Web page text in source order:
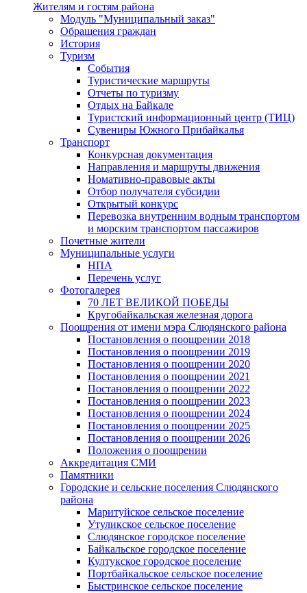
Жителям и гостям района
Модуль "Муниципальный заказ"
Обращения граждан
История
Туризм
События
Туристические маршруты
Отчеты по туризму
Отдых на Байкале
Туристский информационный центр (ТИЦ)
Сувениры Южного Прибайкалья
Транспорт
Конкурсная документация
Направления и маршруты движения
Номативно-правовые акты
Отбор получателя субсидии
Открытый конкурс
Перевозка внутренним водным транспортом
и морским транспортом пассажиров
Почетные жители
Муниципальные услуги
НПА
Перечень услуг
Фотогалерея
70 ЛЕТ ВЕЛИКОЙ ПОБЕДЫ
Кругобайкальская железная дорога
Поощрения от имени мэра Слюдянского района
Постановления о поощрении 2018
Постановления о поощрении 2019
Постановления о поощрении 2020
Постановления о поощрении 2021
Постановления о поощрении 2022
Постановления о поощрении 2023
Постановления о поощрении 2024
Постановления о поощрении 2025
Постановления о поощрении 2026
Положения о поощрении
Аккредитация СМИ
Памятники
Городские и сельские поселения Слюдянского
района
Маритуйское сельское поселение
Утуликское сельское поселение
Слюдянское городское поселение
Байкальское городское поселение
Култукское городское поселение
Портбайкальское сельское поселение
Быстринское сельское поселение